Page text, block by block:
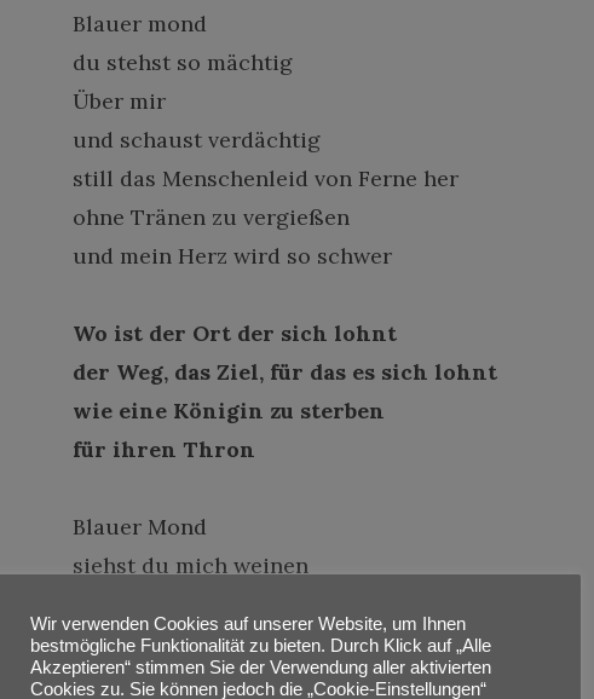
Blauer mond
du stehst so mächtig
Über mir
und schaust verdächtig
still das Menschenleid von Ferne her
ohne Tränen zu vergießen
und mein Herz wird so schwer
Wo ist der Ort der sich lohnt
der Weg, das Ziel, für das es sich lohnt
wie eine Königin zu sterben
für ihren Thron
Blauer Mond
siehst du mich weinen
lass dein Licht scheinen
auf die Welt so einsam und so leer
Wir verwenden Cookies auf unserer Website, um Ihnen
bestmögliche Funktionalität zu bieten. Durch Klick auf „Alle
Akzeptieren“ stimmen Sie der Verwendung aller aktivierten
Cookies zu. Sie können jedoch die „Cookie-Einstellungen“